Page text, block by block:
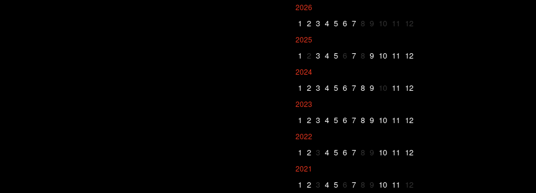
2026
1 2 3 4 5 6 7 8 9 10 11 12
2025
1 2 3 4 5 6 7 8 9 10 11 12
2024
1 2 3 4 5 6 7 8 9 10 11 12
2023
1 2 3 4 5 6 7 8 9 10 11 12
2022
1 2 3 4 5 6 7 8 9 10 11 12
2021
1 2 3 4 5 6 7 8 9 10 11 12